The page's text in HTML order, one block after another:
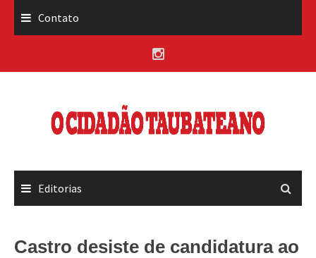
Contato
Editorias
Castro desiste de candidatura ao